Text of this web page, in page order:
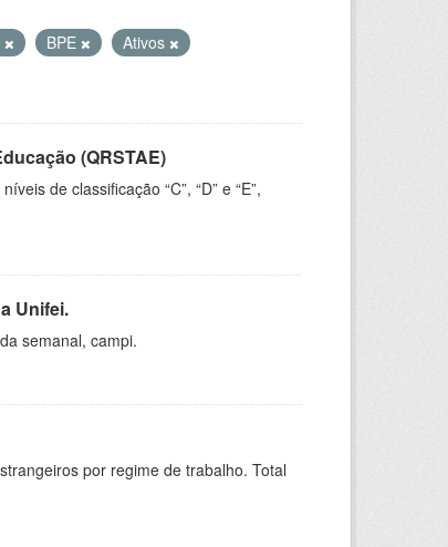
BPE
Ativos
(QRSTAE)
de classificação “C”, “D” e “E”,
Unifei.
semanal, campi.
por regime de trabalho. Total